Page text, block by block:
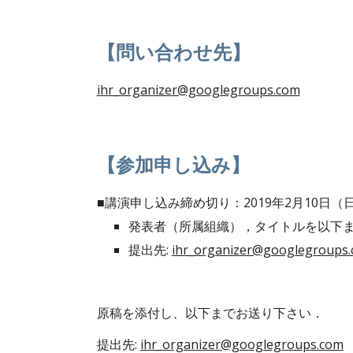
【問い合わせ先】
ihr_organizer@googlegroups.com
【参加申し込み】
■講演申し込み締め切り：2019年2月10日（日
発表者（所属組織），タイトルを以下
提出先:
原稿を添付し、以下までお送り下さい．
提出先: ihr_organizer@googlegroups.com